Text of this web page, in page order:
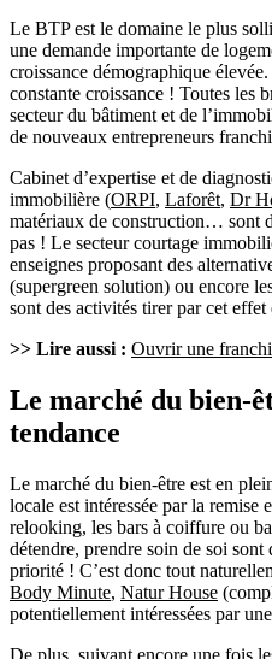
Le BTP est le domaine le plus
une demande importante de
croissance démographique
constante croissance ! Toutes les
secteur du bâtiment et de
de nouveaux entrepreneurs
Cabinet d’expertise et de
immobilière (ORPI, Laforêt, Dr
matériaux de construction… sont
pas ! Le secteur courtage
enseignes proposant des
(supergreen solution) ou encore
sont des activités tirer par cet effet
>> Lire aussi : Ouvrir une
Le marché du bien-
tendance
Le marché du bien-être est en
locale est intéressée par la remise
relooking, les bars à coiffure ou
détendre, prendre soin de soi
priorité ! C’est donc tout
Body Minute, Natur House
potentiellement intéressées par
De plus, suivant encore une fois